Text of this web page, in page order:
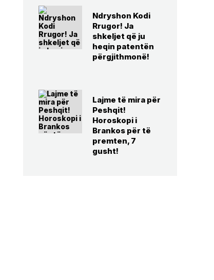
Ndryshon Kodi
Rrugor! Ja
shkeljet që ju
heqin patentën
përgjithmonë!
Lajme të mira për
Peshqit!
Horoskopi i
Brankos për të
premten, 7
gusht!